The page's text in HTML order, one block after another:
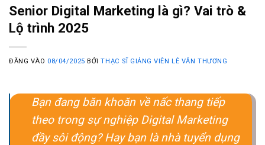
Senior Digital Marketing là gì? Vai trò &
Lộ trình 2025
ĐĂNG VÀO 08/04/2025 BỞITHẠC SĨ GIẢNG VIÊN LÊ VĂN THƯƠNG
Bạn đang băn khoăn về nấc thang tiếp
theo trong sự nghiệp Digital Marketing
đầy sôi động? Hay bạn là nhà tuyển dụng